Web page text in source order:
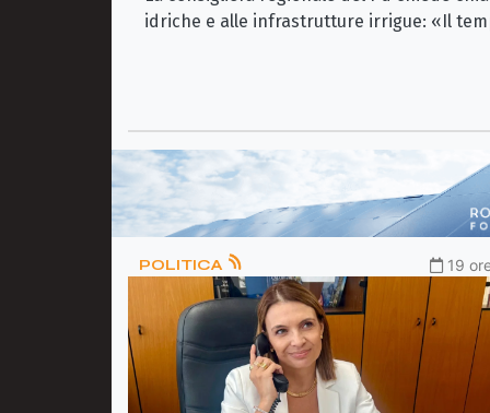
idriche e alle infrastrutture irrigue: «Il
POLITICA 19